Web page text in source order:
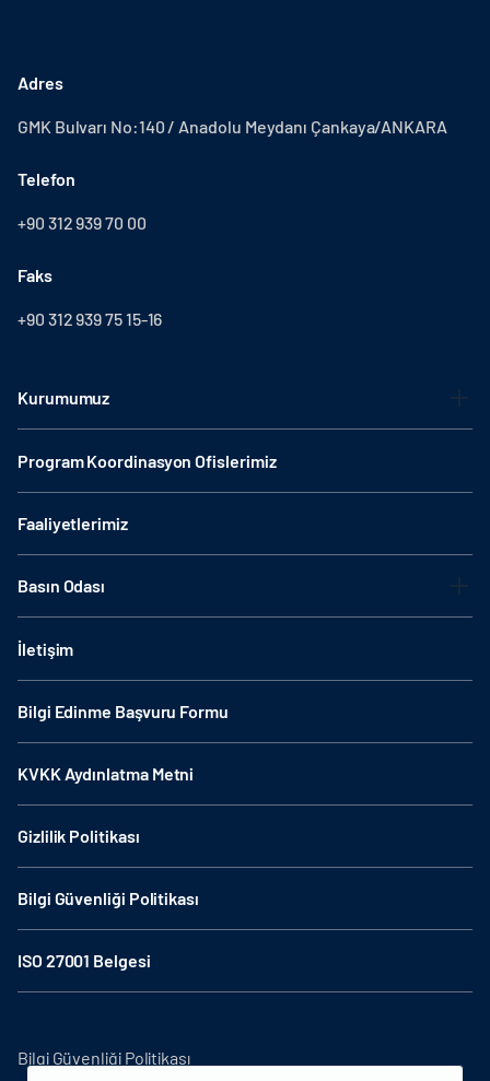
Adres
GMK Bulvarı No:140 / Anadolu Meydanı Çankaya/ANKARA
Telefon
+90 312 939 70 00
Faks
+90 312 939 75 15-16
Kurumumuz
Program Koordinasyon Ofislerimiz
Faaliyetlerimiz
Basın Odası
İletişim
Bilgi Edinme Başvuru Formu
KVKK Aydınlatma Metni
Gizlilik Politikası
Bilgi Güvenliği Politikası
ISO 27001 Belgesi
Bilgi Güvenliği Politikası